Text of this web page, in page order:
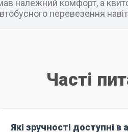
належний комфорт, а
перевезення
Часті
Які зручності доступні в